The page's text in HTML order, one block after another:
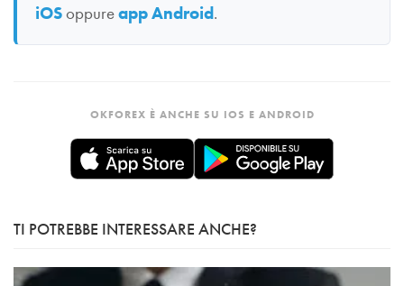
iOSoppureapp Android.
OKFOREX È ANCHE SU IOS E ANDROID
TI POTREBBE INTERESSARE ANCHE?